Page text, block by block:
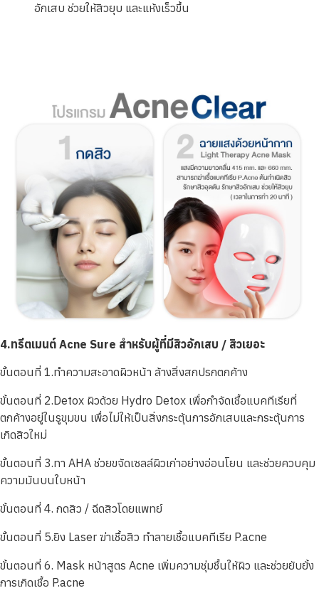
อักเสบ ช่วยให้สิวยุบ และแห้งเร็วขึ้น
4.ทรีตเมนต์ Acne Sure สำหรับผู้ที่มีสิวอักเสบ / สิวเยอะ
ขั้นตอนที่ 1.ทำความสะอาดผิวหน้า ล้างสิ่งสกปรกตกค้าง
ขั้นตอนที่ 2.Detox ผิวด้วย Hydro Detox เพื่อกำจัดเชื้อแบคทีเรียที่
ตกค้างอยู่ในรูขุมขน เพื่อไม่ให้เป็นสิ่งกระตุ้นการอักเสบและกระตุ้นการ
เกิดสิวใหม่
ขั้นตอนที่ 3.ทา AHA ช่วยขจัดเซลล์ผิวเก่าอย่างอ่อนโยน และช่วยควบคุม
ความมันบนใบหน้า
ขั้นตอนที่ 4. กดสิว / ฉีดสิวโดยแพทย์
ขั้นตอนที่ 5.ยิง Laser ฆ่าเชื้อสิว ทำลายเชื้อแบคทีเรีย P.acne
ขั้นตอนที่ 6. Mask หน้าสูตร Acne เพิ่มความชุ่มชื้นให้ผิว และช่วยยับยั้ง
การเกิดเชื้อ P.acne